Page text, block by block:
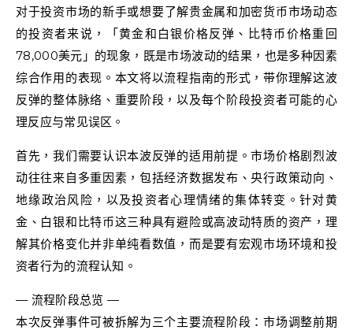
对于投资市场的新手或想要了解贵金属和加密货币市场动态
的投资者来说，「黄金和白银价格反弹、比特币价格重回
78,000美元」的现象，既是市场波动的结果，也是多种因素
综合作用的表现。本文将以流程指南的形式，带你理解这波
反弹的整体脉络、重要阶段，以及每个阶段投资者可能的心
理反应与常见误区。
首先，我们需要认识本波反弹的适用前提。市场价格剧烈波
动往往来自多重因素，包括经济数据发布、央行政策动向、
地缘政治风险，以及投资者心理情绪的集体转变。针对黄
金、白银和比特币这三种具有避险或高波动特质的资产，理
解其价格变化并非单纯看数值，而是要有宏观市场环境和投
资者行为的流程认知。
— 流程阶段总览 —
本次反弹事件可被拆解为三个主要流程阶段：市场调整前期